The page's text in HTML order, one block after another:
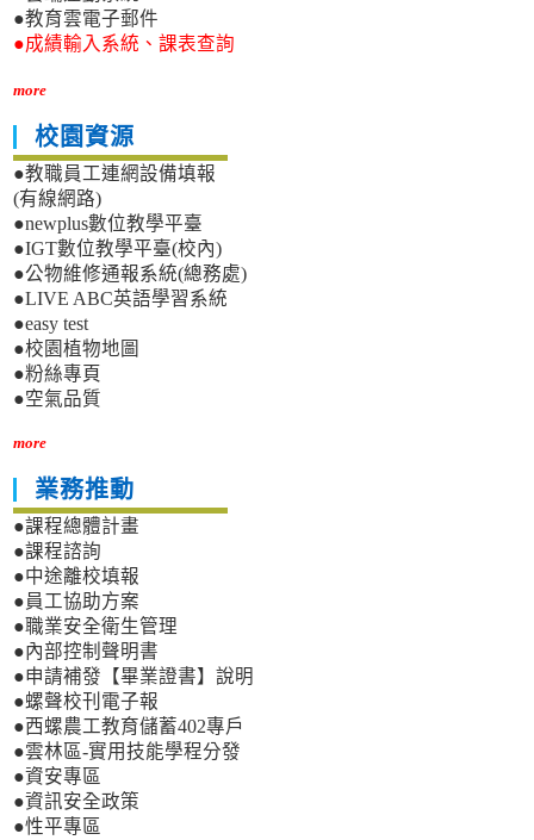
●教育雲電子郵件
●成績輸入系統、課表查詢
more
校園資源
●教職員工連網設備填報
(有線網路)
●newplus數位教學平臺
●IGT數位教學平臺(校內)
●公物維修通報系統(總務處)
●LIVE ABC英語學習系統
●easy test
●校園植物地圖
●粉絲專頁
●空氣品質
more
業務推動
●課程總體計畫
●課程諮詢
●中途離校填報
●員工協助方案
●職業安全衛生管理
●內部控制聲明書
●申請補發【畢業證書】說明
●螺聲校刊電子報
●西螺農工教育儲蓄402專戶
●雲林區-實用技能學程分發
●資安專區
●資訊安全政策
●性平專區